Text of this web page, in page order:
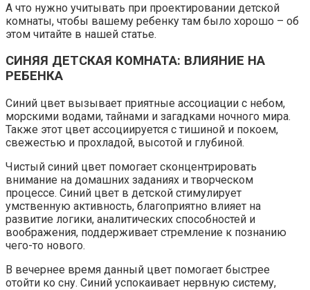
А что нужно учитывать при проектировании детской
комнаты, чтобы вашему ребенку там было хорошо – об
этом читайте в нашей статье.
СИНЯЯ ДЕТСКАЯ КОМНАТА: ВЛИЯНИЕ НА
РЕБЕНКА
Синий цвет вызывает приятные ассоциации с небом,
морскими водами, тайнами и загадками ночного мира.
Также этот цвет ассоциируется с тишиной и покоем,
свежестью и прохладой, высотой и глубиной.
Чистый синий цвет помогает сконцентрировать
внимание на домашних заданиях и творческом
процессе. Синий цвет в детской стимулирует
умственную активность, благоприятно влияет на
развитие логики, аналитических способностей и
воображения, поддерживает стремление к познанию
чего-то нового.
В вечернее время данный цвет помогает быстрее
отойти ко сну. Синий успокаивает нервную систему,